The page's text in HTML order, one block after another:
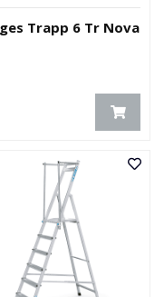
Trapp 6 Tr Nova